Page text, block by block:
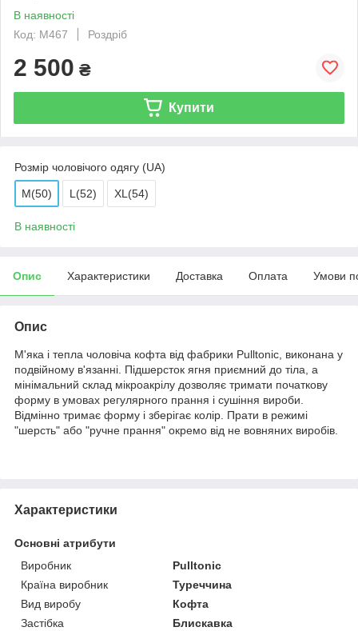
В наявності
Код: M467
Роздріб
2 500 ₴
Купити
Розмір чоловічого одягу (UA)
M(50) L(52) XL(54)
В наявності
Опис Характеристики Доставка Оплата Умови
Опис
М'яка і тепла чоловіча кофта від фабрики Pulltonic, виконана у
подвійному в'язанні. Підшерсток ягня приємний до тіла, а
мінімальний склад мікроакрілу дозволяє тримати початкову
форму в умовах регулярного прання і сушіння вироби.
Відмінно тримає форму і зберігає колір. Прати в режимі
"шерсть" або "ручне прання" окремо від не вовняних виробів.
Характеристики
Основні атрибути
Виробник
Pulltonic
Країна виробник
Туреччина
Вид виробу
Кофта
Застібка
Блискавка